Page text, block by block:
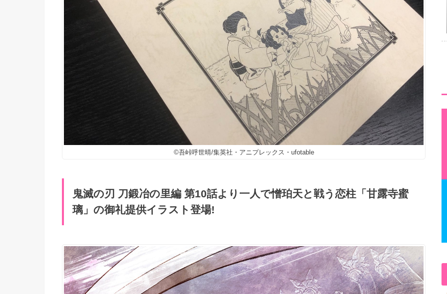
©吾峠呼世晴/集英社・アニプレックス・ufotable
鬼滅の刃 刀鍛冶の里編 第10話より一人で憎珀天と戦う恋柱「甘露寺蜜
璃」の御礼提供イラスト登場!